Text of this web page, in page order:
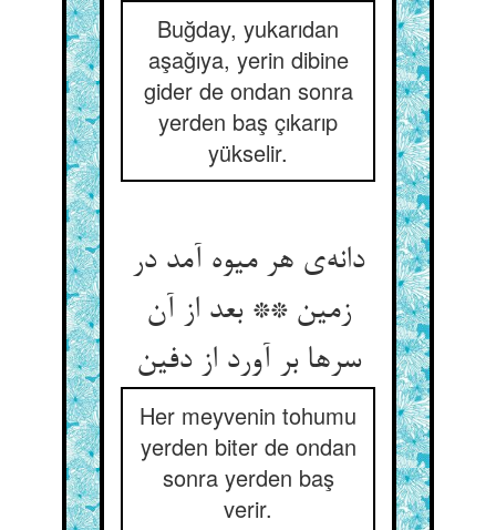
Buğday, yukarıdan
aşağıya, yerin dibine
gider de ondan sonra
yerden baş çıkarıp
yükselir.
دانه‌ی هر میوه آمد در
زمین ** بعد از آن
سرها بر آورد از دفین
Her meyvenin tohumu
yerden biter de ondan
sonra yerden baş
verir.